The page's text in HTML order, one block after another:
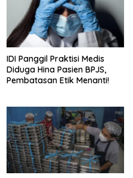
IDI Panggil Praktisi Medis
Diduga Hina Pasien BPJS,
Pembatasan Etik Menanti!